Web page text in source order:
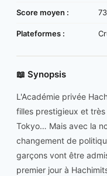
Score moyen :
Plateformes :
📖 Synopsis
L'Académie privée
filles prestigieux et
Tokyo… Mais avec la
changement de
garçons vont être
premier jour à